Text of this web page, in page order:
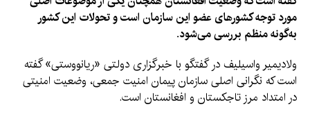
مورد توجه کشورهای عضو این سازمان است و تحولات این کشور
به‌گونه منظم بررسی می‌شود.
ولادیمیر واسیلیف در گفتگو با خبرگزاری دولتی «ریانووستی» گفته
است که نگرانی اصلی سازمان پیمان امنیت جمعی، وضعیت امنیتی
در امتداد مرز تاجکستان و افغانستان است.